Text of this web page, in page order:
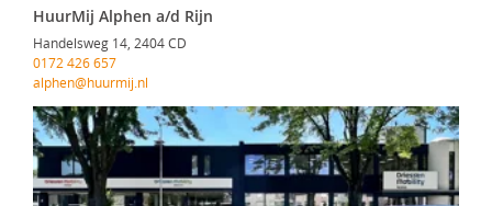
HuurMij Alphen a/d Rijn
Handelsweg 14, 2404 CD
0172 426 657
alphen@huurmij.nl